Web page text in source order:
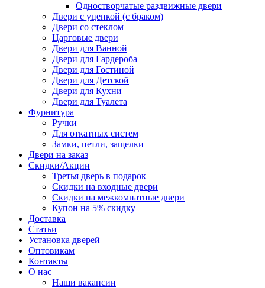
Одностворчатые раздвижные двери
Двери с уценкой (с браком)
Двери со стеклом
Царговые двери
Двери для Ванной
Двери для Гардероба
Двери для Гостиной
Двери для Детской
Двери для Кухни
Двери для Туалета
Фурнитура
Ручки
Для откатных систем
Замки, петли, защелки
Двери на заказ
Скидки/Акции
Третья дверь в подарок
Скидки на входные двери
Скидки на межкомнатные двери
Купон на 5% скидку
Доставка
Статьи
Установка дверей
Оптовикам
Контакты
О нас
Наши вакансии